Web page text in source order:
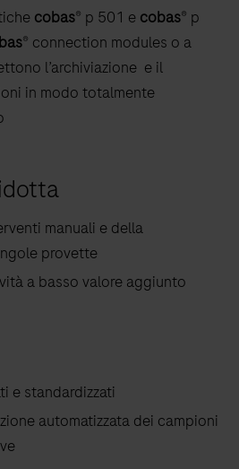
cobas® p 501 e cobas® p
® connection modules o a
l’archiviazione e il
in modo totalmente
manuali e della
provette
a basso valore aggiunto
e standardizzati
automatizzata dei campioni